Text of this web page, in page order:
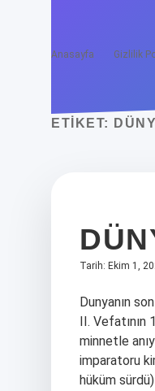
Anasayfa Gizlilik
ETIKET:
Tarih: Ekim 1,
Dunyanın
II. Vefatının
minnetle
imparatoru
hüküm